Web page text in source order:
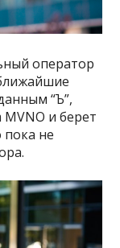
оператор
“Ъ”,
и берет
пока не